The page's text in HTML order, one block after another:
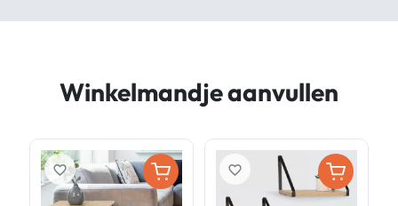
Winkelmandje aanvullen
favorite_border favorite_border